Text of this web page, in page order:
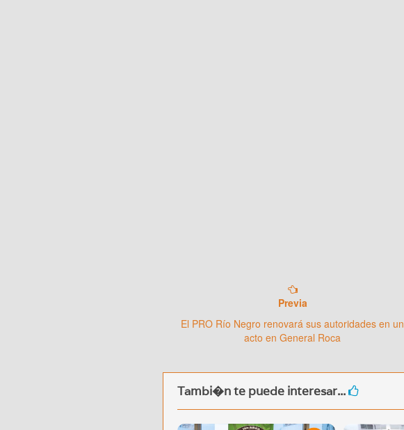
Previa
El PRO Río Negro renovará sus autoridades en un
acto en General Roca
Tambi�n te puede interesar...